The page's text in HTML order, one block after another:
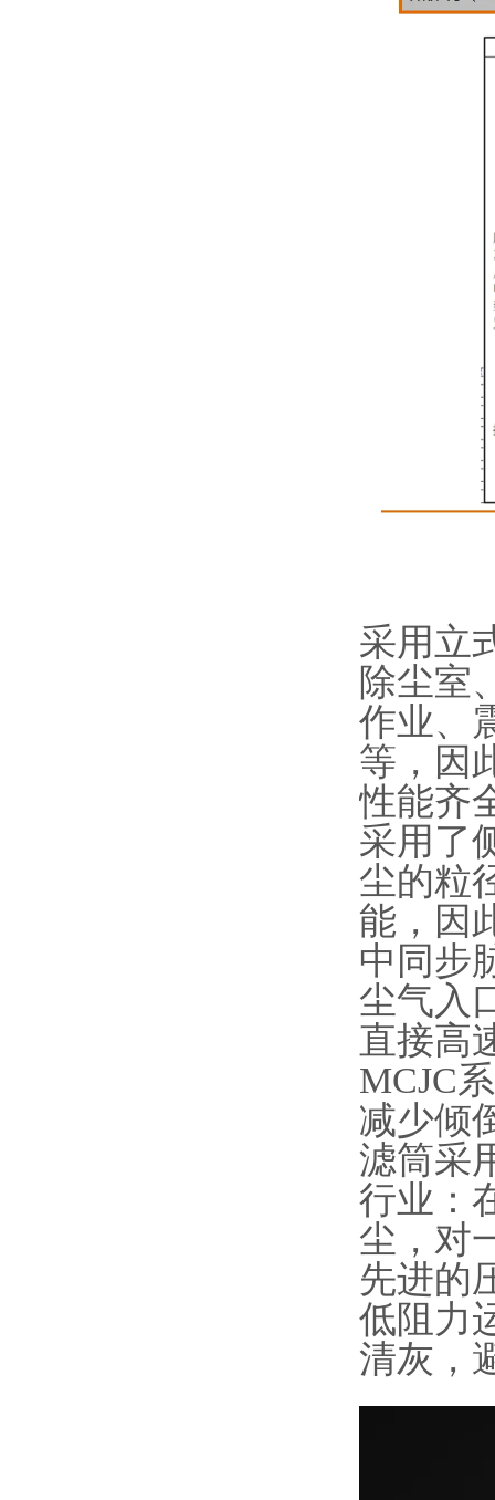
采用立
除尘室
作业、
等，因
性能齐
采用了
尘的粒
能，因
中同步
尘气入
直接高
MCJC
减少倾
滤筒采
行业：
尘，对
先进的
低阻力
清灰，